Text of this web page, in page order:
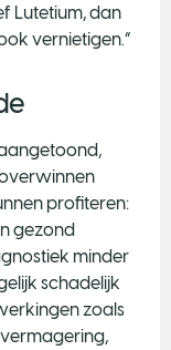
Lutetium, dan
vernietigen.”
profiteren:
gezond
minder
schadelijk
zoals